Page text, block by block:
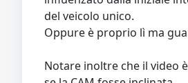
del veicolo unico.
Oppure è proprio lì ma
Notare inoltre che il video